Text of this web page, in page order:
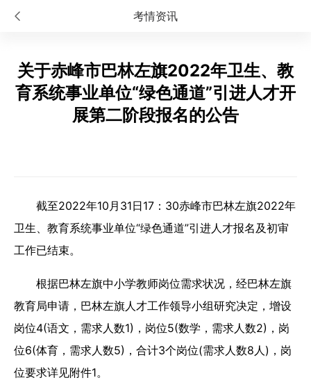
考情资讯
关于赤峰市巴林左旗2022年卫生、教
育系统事业单位“绿色通道”引进人才开
展第二阶段报名的公告
截至2022年10月31日17：30赤峰市巴林左旗2022年
卫生、教育系统事业单位“绿色通道”引进人才报名及初审
工作已结束。
根据巴林左旗中小学教师岗位需求状况，经巴林左旗
教育局申请，巴林左旗人才工作领导小组研究决定，增设
岗位4(语文，需求人数1)，岗位5(数学，需求人数2)，岗
位6(体育，需求人数5)，合计3个岗位(需求人数8人)，岗
位要求详见附件1。